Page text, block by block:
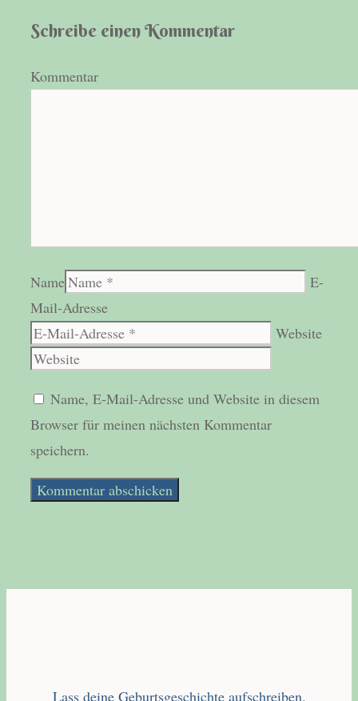
Schreibe einen Kommentar
Kommentar
Name
E-
Mail-Adresse
Website
Name, E-Mail-Adresse und Website in diesem
Browser für meinen nächsten Kommentar
speichern.
Lass deine Geburtsgeschichte aufschreiben.